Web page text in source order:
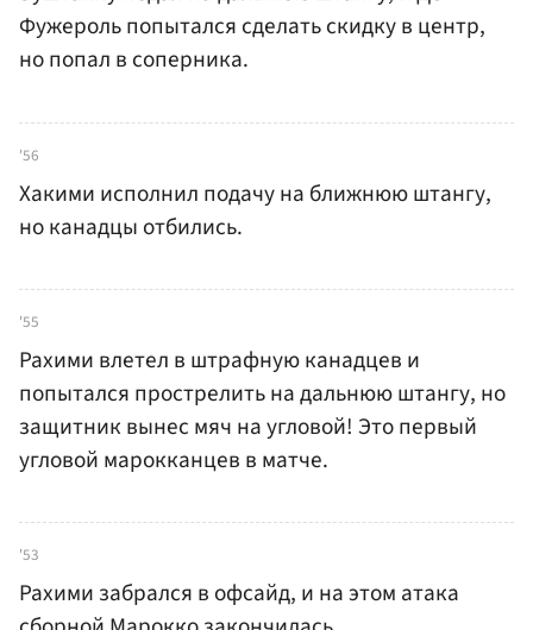
Фужероль попытался сделать скидку в центр,
но попал в соперника.
'56
Хакими исполнил подачу на ближнюю штангу,
но канадцы отбились.
'55
Рахими влетел в штрафную канадцев и
попытался прострелить на дальнюю штангу, но
защитник вынес мяч на угловой! Это первый
угловой марокканцев в матче.
'53
Рахими забрался в офсайд, и на этом атака